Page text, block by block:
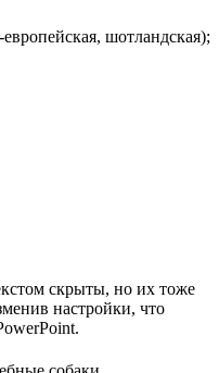
шотландская);
скрыты, но их тоже
настройки, что